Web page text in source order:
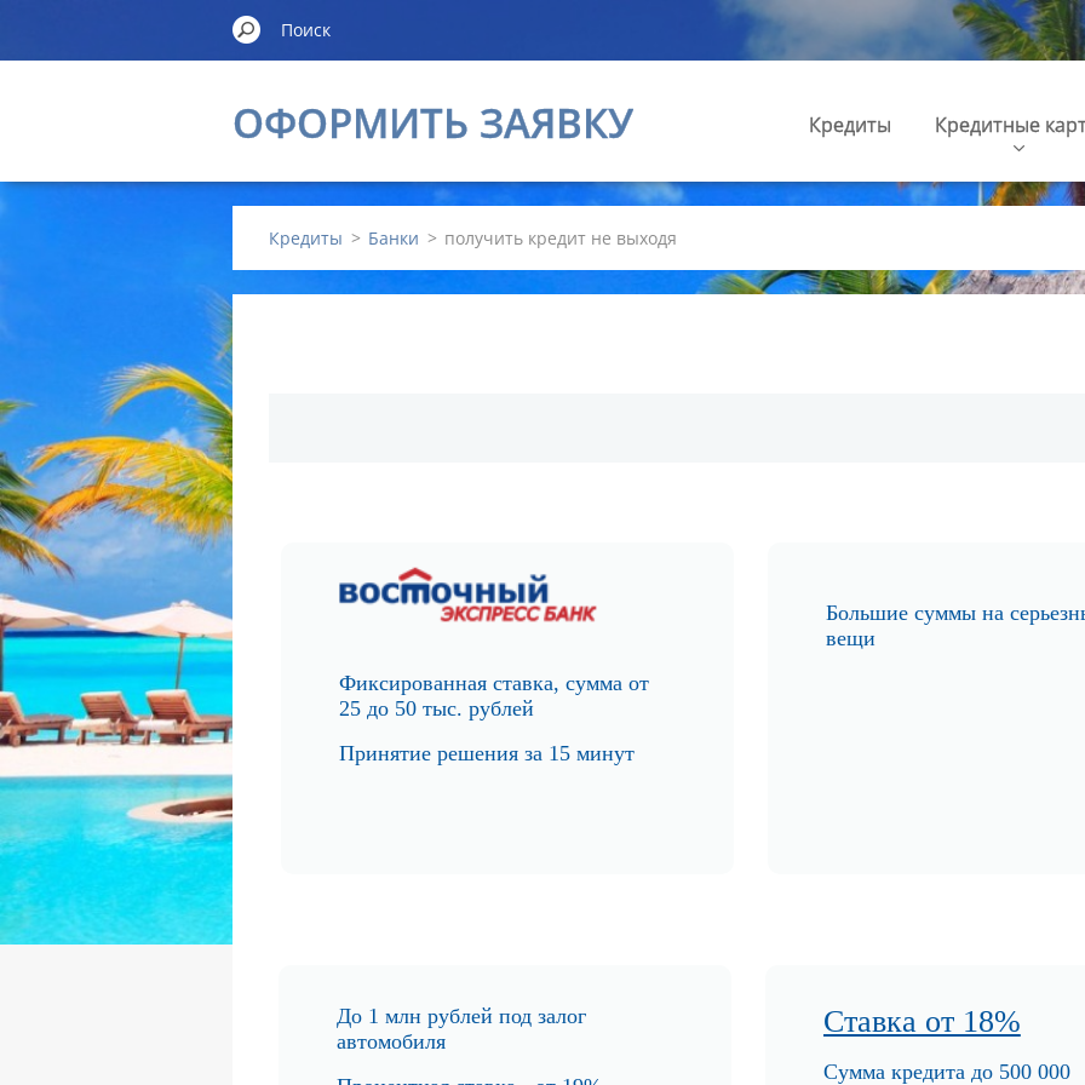
ОФОРМИТЬ ЗАЯВКУ Кредиты Кредитные
Кредиты > Банки > получить кредит не выходя
Фиксированная ставка, сумма от
25 до 50 тыс. рублей
Принятие решения за 15 минут
Большие суммы на
вещи
До 1 млн рублей под залог
автомобиля
Ставка от 18%
Сумма кредита до 500 000